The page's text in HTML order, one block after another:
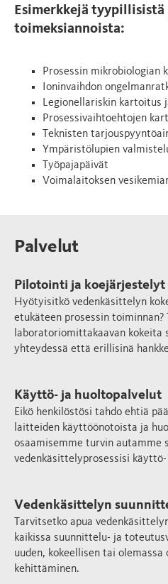
Esimerkkejä
toimeksiannoista:
Prosessin mikrobiologian
Ioninvaihdon
Legionellariskin kartoitus
Prosessivaihtoehtojen
Teknisten
Ympäristölupien
Työpajapäivät
Voimalaitoksen
Palvelut
Pilotointi ja koejärjestelyt
Hyötyisitkö vedenkäsittelyn
etukäteen prosessin toiminnan?
laboratoriomittakaavan kokeita
yhteydessä että erillisinä
Käyttö- ja huoltopalvelut
Eikö henkilöstösi tahdo ehtiä
laitteiden käyttöönotoista ja
osaamisemme turvin autamme
vedenkäsittelyprosessisi
Vedenkäsittelyn
Tarvitsetko apua
kaikissa suunnittelu- ja
uuden, kokeellisen tai
kehittäminen.